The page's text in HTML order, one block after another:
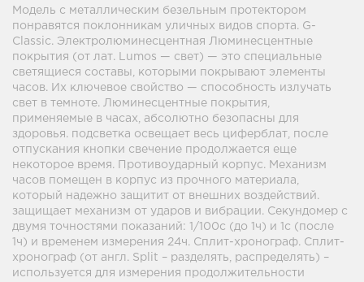
Модель с металлическим безельным протектором
понравятся поклонникам уличных видов спорта. G-
Classic. Электролюминесцентная Люминесцентные
покрытия (от лат. Lumos — свет) — это специальные
светящиеся составы, которыми покрывают элементы
часов. Их ключевое свойство — способность излучать
свет в темноте. Люминесцентные покрытия,
применяемые в часах, абсолютно безопасны для
здоровья. подсветка освещает весь циферблат, после
отпускания кнопки свечение продолжается еще
некоторое время. Противоударный корпус. Механизм
часов помещен в корпус из прочного материала,
который надежно защитит от внешних воздействий.
защищает механизм от ударов и вибрации. Секундомер с
двумя точностями показаний: 1/100с (до 1ч) и 1с (после
1ч) и временем измерения 24ч. Сплит-хронограф. Сплит-
хронограф (от англ. Split – разделять, распределять) –
используется для измерения продолжительности